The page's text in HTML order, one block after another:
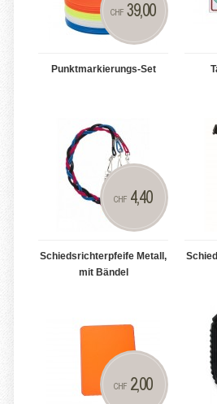
Punktmarkierungs-Set
CHF 39,00
Schiedsrichterpfeife Metall,
mit Bändel
CHF 4,40
CHF 2,00